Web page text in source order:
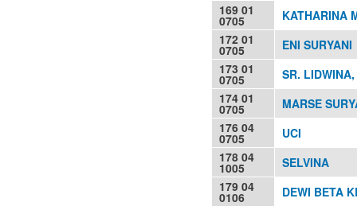
169 01
0705
KATHARINA
172 01
0705
ENI SURYANI
173 01
0705
SR.
174 01
0705
MARSE
176 04
0705
UCI
178 04
1005
SELVINA
179 04
0106
DEWI BETA